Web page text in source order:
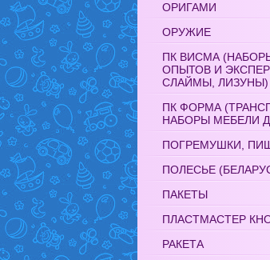
ОРИГАМИ
ОРУЖИЕ
ПК ВИСМА
ОПЫТОВ И
СЛАЙМЫ, ЛИЗУНЫ)
ПК ФОРМА
НАБОРЫ МЕБЕЛИ
ПОГРЕМУШКИ,
ПОЛЕСЬЕ
ПАКЕТЫ
ПЛАСТМАСТЕР
РАКЕТА